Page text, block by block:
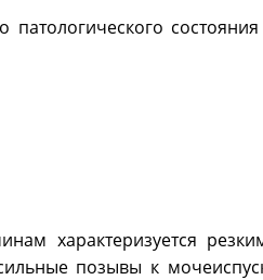
характеризуется
позывы к